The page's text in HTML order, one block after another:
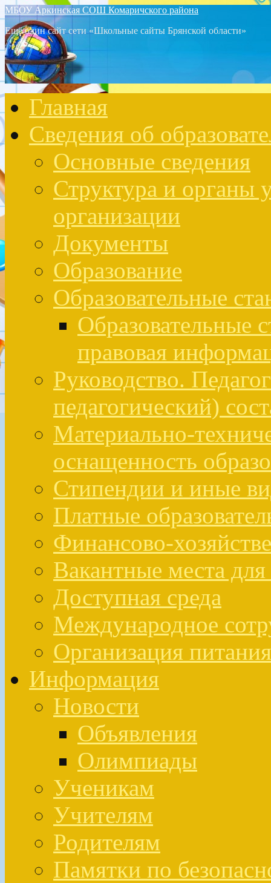
МБОУ Аркинская СОШ Комаричского района
Ещё один сайт сети «Школьные сайты Брянской области»
Главная
Сведения об
Основные сведения
Структура и органы
организации
Документы
Образование
Образовательные
Образовательные
правовая
Руководство.
педагогический)
Материально-
оснащенность
Стипендии и иные
Платные
Финансово-
Вакантные места
Доступная среда
Международное
Организация
Информация
Новости
Объявления
Олимпиады
Ученикам
Учителям
Родителям
Памятки по